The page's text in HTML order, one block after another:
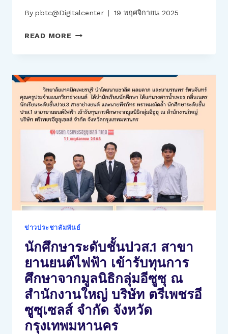
By pbtc@Digitalcenter 19 พฤศจิกายน 2025
READ MOREวิทยาลัย
เพชรบุรี
เลือก
ตั้ง
นายก
องค์การ
วิชาชีพ
อนาคต
แห่ง
ประเทศไทย
(อวท.)
ระดับ
จังหวัด
เพชรบุรี
ประจำ
ปี
การ
ศึกษา
2569
ข่าวประชาสัมพันธ์
นักศึกษาระดับชั้นปวส.1 สาขา
ยานยนต์ไฟฟ้า เข้ารับทุนการ
ศึกษาจากมูลนิธิกลุ่มอีซูซุ ณ
สำนักงานใหญ่ บริษัท ตรีเพชรอี
ซูซุเซลส์ จำกัด จังหวัด
กรุงเทพมหานคร